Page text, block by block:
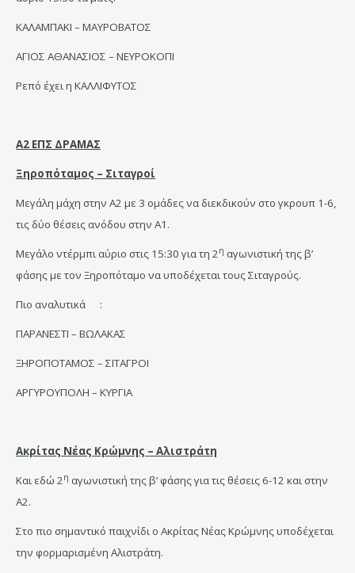
ΚΑΛΑΜΠΑΚΙ – ΜΑΥΡΟΒΑΤΟΣ
ΑΓΙΟΣ ΑΘΑΝΑΣΙΟΣ – ΝΕΥΡΟΚΟΠΙ
Ρεπό έχει η ΚΑΛΛΙΦΥΤΟΣ
Α2 ΕΠΣ ΔΡΑΜΑΣ
Ξηροπόταμος – Σιταγροί
Μεγάλη μάχη στην Α2 με 3 ομάδες να διεκδικούν στο γκρουπ 1-6,
τις δύο θέσεις ανόδου στην Α1.
Μεγάλο ντέρμπι αύριο στις 15:30 για τη 2η αγωνιστική της β’
φάσης με τον Ξηροπόταμο να υποδέχεται τους Σιταγρούς.
Πιο αναλυτικά :
ΠΑΡΑΝΕΣΤΙ – ΒΩΛΑΚΑΣ
ΞΗΡΟΠΟΤΑΜΟΣ – ΣΙΤΑΓΡΟΙ
ΑΡΓΥΡΟΥΠΟΛΗ – ΚΥΡΓΙΑ
Ακρίτας Νέας Κρώμνης – Αλιστράτη
Και εδώ 2η αγωνιστική της β’ φάσης για τις θέσεις 6-12 και στην
Α2.
Στο πιο σημαντικό παιχνίδι ο Ακρίτας Νέας Κρώμνης υποδέχεται
την φορμαρισμένη Αλιστράτη.